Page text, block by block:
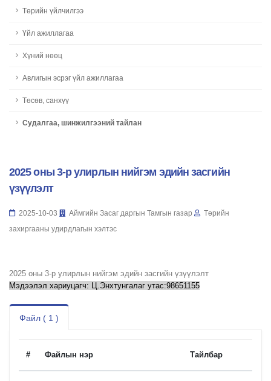
Төрийн үйлчилгээ
Үйл ажиллагаа
Хүний нөөц
Авлигын эсрэг үйл ажиллагаа
Төсөв, санхүү
Судалгаа, шинжилгээний тайлан
2025 оны 3-р улирлын нийгэм эдийн засгийн
үзүүлэлт
2025-10-03 Аймгийн Засаг даргын Тамгын газар
Төрийн
захиргааны удирдлагын хэлтэс
2025 оны 3-р улирлын нийгэм эдийн засгийн үзүүлэлт
Мэдээлэл хариуцагч: Ц.Энхтунгалаг утас:98651155
Файл ( 1 )
# Файлын нэр Тайлбар